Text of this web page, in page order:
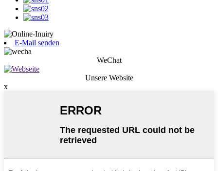
E-Mail senden
WeChat
Unsere Website
x